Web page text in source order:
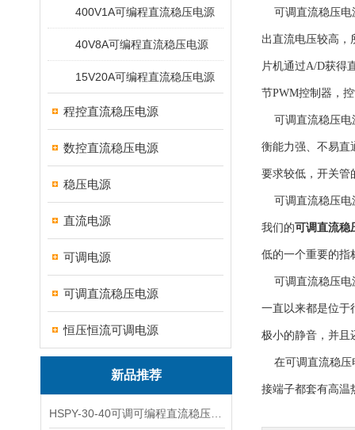
400V1A可编程直流稳压电源
40V8A可编程直流稳压电源
15V20A可编程直流稳压电源
程控直流稳压电源
数控直流稳压电源
稳压电源
直流电源
可调电源
可调直流稳压电源
恒压恒流可调电源
新品推荐
可调直流稳压电
出直流电压较高，
片机通过A/D获得
节PWM控制器，
可调直流稳压电
衡能力强、不易直
要求较低，开关管
可调直流稳压电
我们的可调直流稳
低的一个重要的指
可调直流稳压电
一直以来都是位于
极小的静音，并且
在可调直流稳压
接端子都套有高温